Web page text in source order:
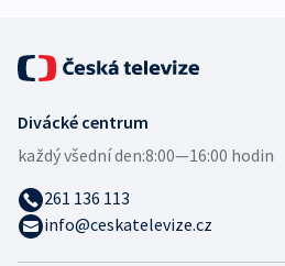
Divácké centrum
každý všední den:8:00—16:00 hodin
261 136 113
info@ceskatelevize.cz